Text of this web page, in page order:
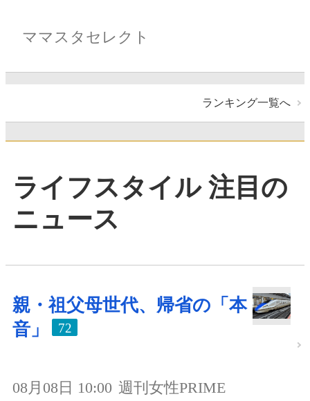
ママスタセレクト
ランキング一覧へ
ライフスタイル 注目の
ニュース
親・祖父母世代、帰省の「本
音」
72
08月08日 10:00 週刊女性PRIME